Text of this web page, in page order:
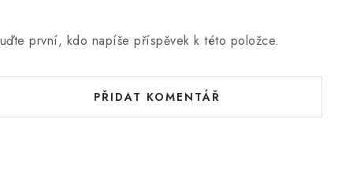
první, kdo napíše příspěvek k této položce.
PŘIDAT KOMENTÁŘ